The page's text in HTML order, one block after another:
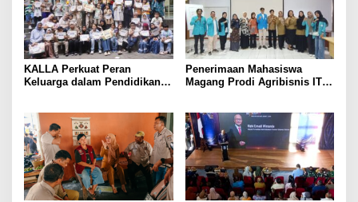
KALLA Perkuat Peran
Keluarga dalam Pendidikan
Penerimaan Mahasiswa
Magang Prodi Agribisnis ITP
Program MBKM